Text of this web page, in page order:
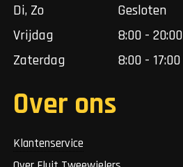
Di, Zo
Gesloten
Vrijdag
8:00 - 20:00
Zaterdag
8:00 - 17:00
Over ons
Klantenservice